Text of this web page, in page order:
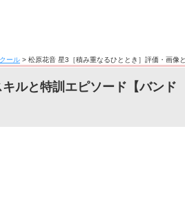
クール > 松原花音 星3［積み重なるひととき］評価・画像
ルと特訓エピソード【バンド